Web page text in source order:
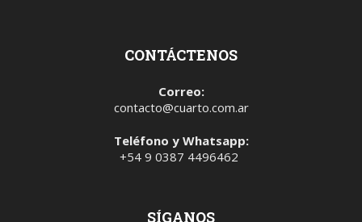
CONTÁCTENOS
Correo:
contacto@cuarto.com.ar
Teléfono y Whatsapp:
+54 9 0387 4496462
SÍGANOS